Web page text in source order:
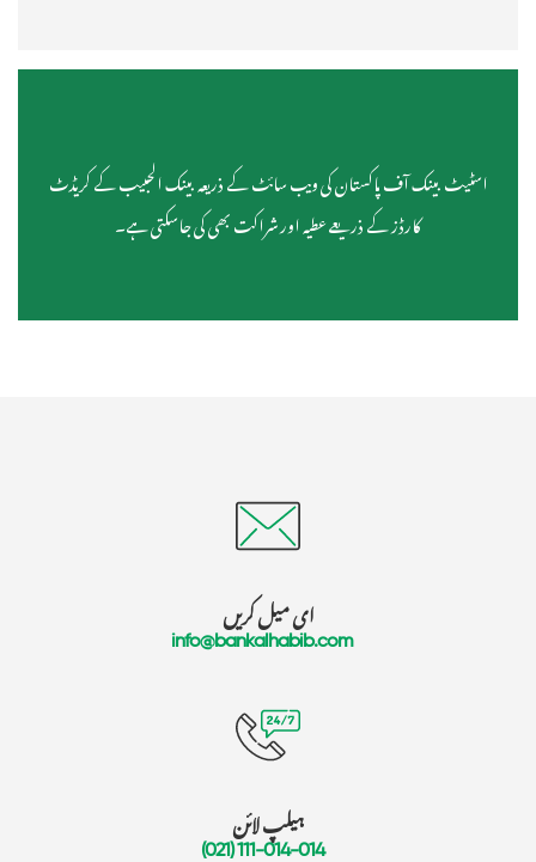
اسٹیٹ بینک آف پاکستان کی ویب سائٹ کے ذریعہ بینک الحبیب کے کریڈٹ
کارڈز کے ذریعے عطیہ اور شراکت بھی کی جاسکتی ہے۔
ای میل کریں
info@bankalhabib.com
ہیلپ لائن
(021) 111-014-014